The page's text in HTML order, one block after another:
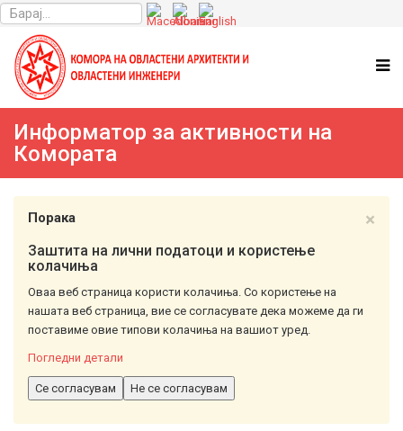
Информатор за активности на
Комората
×
Порака
Заштита на лични податоци и користење
колачиња
Оваа веб страница користи колачиња. Со користење на
нашата веб страница, вие се согласувате дека можеме да ги
поставиме овие типови колачиња на вашиот уред.
Погледни детали
Се согласувам Не се согласувам